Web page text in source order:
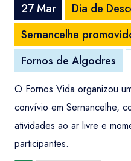
27 Mar
Dia de
Sernancelhe
Fornos de Algodres
O Fornos Vida organizou
convívio em Sernancelhe,
atividades ao ar livre e
participantes.